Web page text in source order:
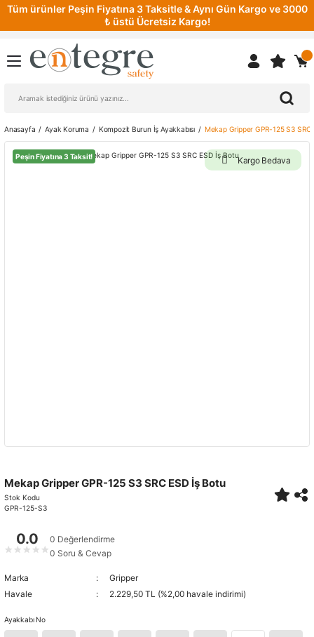
Tüm ürünler Peşin Fiyatına 3 Taksitle & Aynı Gün Kargo ve 3000
₺ üstü Ücretsiz Kargo!
Anasayfa Ayak Koruma Kompozit Burun İş Ayakkabısı Mekap Gripper GPR-125 S3 SRC
Peşin Fiyatına 3 Taksit! Kargo Bedava
Mekap Gripper GPR-125 S3 SRC ESD İş Botu
Stok Kodu
GPR-125-S3
0.0
★ ★ ★ ★ ★
0 Değerlendirme
0 Soru & Cevap
Marka
Gripper
Havale
2.229,50 TL (%2,00 havale indirimi)
Ayakkabı No